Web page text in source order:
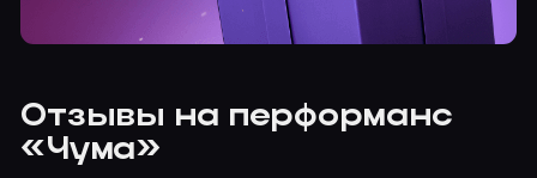
Отзывы на перформанс
«Чума»